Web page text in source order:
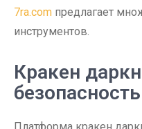
7ra.com предлагает
инструментов.
Кракен
безопасность